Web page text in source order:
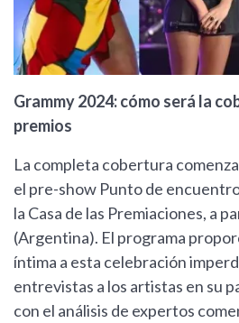
Grammy 2024: cómo será la
premios
La completa cobertura
el pre-show Punto de
la Casa de las Premiaciones, a
(Argentina). El programa
íntima a esta celebración
entrevistas a los artistas en su
con el análisis de expertos